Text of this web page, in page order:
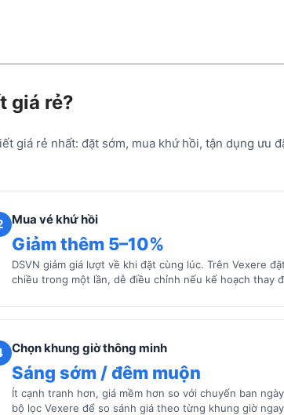
giá rẻ?
giá rẻ nhất: đặt sớm, mua khứ hồi, tận dụng ưu
Mua vé khứ hồi
Giảm thêm 5–10%
DSVN giảm giá lượt về khi đặt cùng lúc. Trên Vexere
chiều trong một lần, dễ điều chỉnh nếu kế hoạch thay
Chọn khung giờ thông minh
Sáng sớm / đêm muộn
Ít cạnh tranh hơn, giá mềm hơn so với chuyến ban
bộ lọc Vexere để so sánh giá theo từng khung giờ